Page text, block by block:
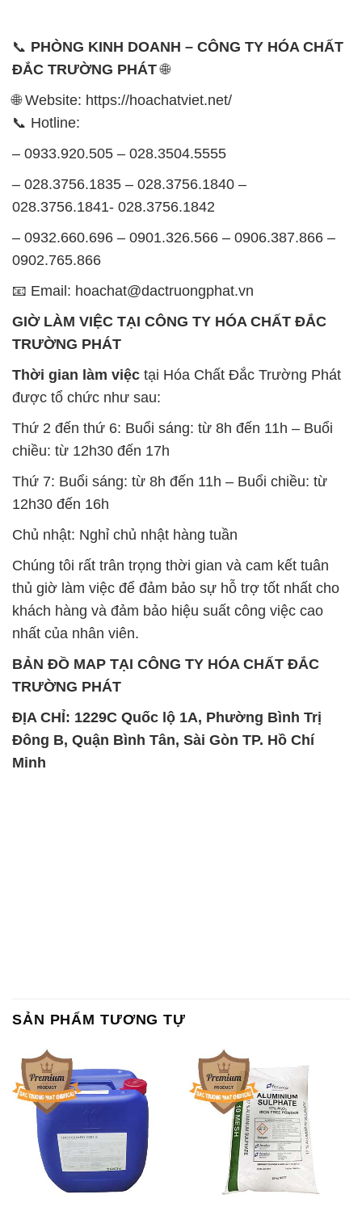
📞 PHÒNG KINH DOANH – CÔNG TY HÓA CHẤT
ĐẮC TRƯỜNG PHÁT🌐
🌐 Website: https://hoachatviet.net/
📞 Hotline:
– 0933.920.505 – 028.3504.5555
– 028.3756.1835 – 028.3756.1840 –
028.3756.1841- 028.3756.1842
– 0932.660.696 – 0901.326.566 – 0906.387.866 –
0902.765.866
📧 Email: hoachat@dactruongphat.vn
GIỜ LÀM VIỆC TẠI CÔNG TY HÓA CHẤT ĐẮC
TRƯỜNG PHÁT
Thời gian làm việc tại Hóa Chất Đắc Trường Phát
được tổ chức như sau:
Thứ 2 đến thứ 6: Buổi sáng: từ 8h đến 11h – Buổi
chiều: từ 12h30 đến 17h
Thứ 7: Buổi sáng: từ 8h đến 11h – Buổi chiều: từ
12h30 đến 16h
Chủ nhật: Nghỉ chủ nhật hàng tuần
Chúng tôi rất trân trọng thời gian và cam kết tuân
thủ giờ làm việc để đảm bảo sự hỗ trợ tốt nhất cho
khách hàng và đảm bảo hiệu suất công việc cao
nhất của nhân viên.
BẢN ĐỒ MAP TẠI CÔNG TY HÓA CHẤT ĐẮC
TRƯỜNG PHÁT
ĐỊA CHỈ: 1229C Quốc lộ 1A, Phường Bình Trị
Đông B, Quận Bình Tân, Sài Gòn TP. Hồ Chí
Minh
SẢN PHẨM TƯƠNG TỰ